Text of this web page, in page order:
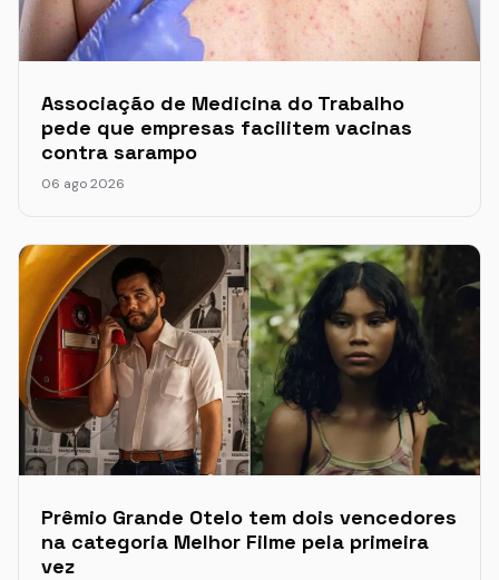
Associação de Medicina do Trabalho
pede que empresas facilitem vacinas
contra sarampo
06 ago 2026
Prêmio Grande Otelo tem dois vencedores
na categoria Melhor Filme pela primeira
vez